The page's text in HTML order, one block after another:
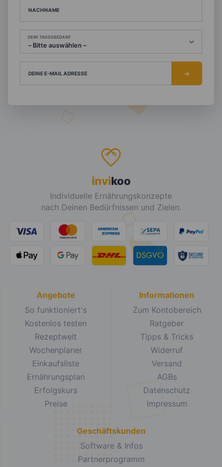
NACHNAME
DEIN TAGESBEDARF
DEINE E-MAIL ADRESSE
invikoo
Individuelle Ernährungskonzepte
nach Deinen Bedürfnissen und Zielen.
Angebote
So funktioniert's
Kostenlos testen
Rezeptwelt
Wochenplaner
Einkaufsliste
Ernährungsplan
Erfolgskurs
Preise
Informationen
Zum Kontobereich
Ratgeber
Tipps & Tricks
Widerruf
Versand
AGBs
Datenschutz
Impressum
Geschäftskunden
Software & Infos
Partnerprogramm